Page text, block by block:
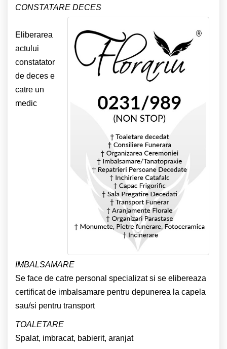
CONSTATARE DECES
Eliberarea
actului
constatator
de deces e
catre un
medic
IMBALSAMARE
Se face de catre personal specializat si se elibereaza
certificat de imbalsamare pentru depunerea la capela
sau/si pentru transport
TOALETARE
Spalat, imbracat, babierit, aranjat